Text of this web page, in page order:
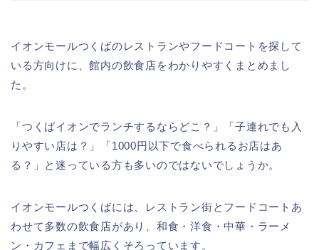
イオンモールつくばのレストランやフードコートを探して
いる方向けに、館内の飲食店をわかりやすくまとめまし
た。
「つくばイオンでランチするならどこ？」「子連れでも入
りやすい店は？」「1000円以下で食べられるお店はあ
る？」と迷っている方も多いのではないでしょうか。
イオンモールつくばには、レストラン街とフードコートあ
わせて多数の飲食店があり、和食・洋食・中華・ラーメ
ン・カフェまで幅広くそろっています。